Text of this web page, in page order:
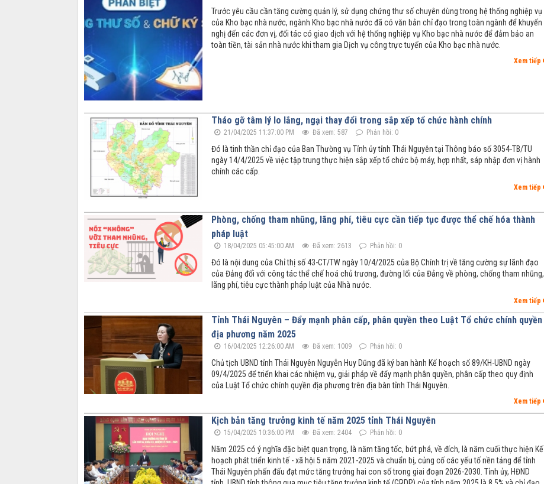
Trước yêu cầu cần tăng cường quản lý, sử dụng chứng thư số chuyên dùng trong hệ thống nghiệp vụ
của Kho bạc nhà nước, ngành Kho bạc nhà nước đã có văn bản chỉ đạo trong toàn ngành để khuyến
nghị đến các đơn vị, đối tác có giao dịch với hệ thống nghiệp vụ Kho bạc nhà nước để đảm bảo an
toàn tiền, tài sản nhà nước khi tham gia Dịch vụ công trực tuyến của Kho bạc nhà nước.
Xem tiếp
Tháo gỡ tâm lý lo lắng, ngại thay đổi trong sắp xếp tổ chức hành chính
21/04/2025 11:37:00 PM Đã xem: 587 Phản hồi: 0
Đó là tinh thần chỉ đạo của Ban Thường vụ Tỉnh ủy tỉnh Thái Nguyên tại Thông báo số 3054-TB/TU
ngày 14/4/2025 về việc tập trung thực hiện sắp xếp tổ chức bộ máy, hợp nhất, sáp nhập đơn vị hành
chính các cấp.
Xem tiếp
Phòng, chống tham nhũng, lãng phí, tiêu cực cần tiếp tục được thể chế hóa thành
pháp luật
18/04/2025 05:45:00 AM Đã xem: 2613 Phản hồi: 0
Đó là nội dung của Chỉ thị số 43-CT/TW ngày 10/4/2025 của Bộ Chính trị về tăng cường sự lãnh đạo
của Đảng đối với công tác thể chế hoá chủ trương, đường lối của Đảng về phòng, chống tham nhũng,
lãng phí, tiêu cực thành pháp luật của Nhà nước.
Xem tiếp
Tỉnh Thái Nguyên – Đẩy mạnh phân cấp, phân quyền theo Luật Tổ chức chính quyền
địa phương năm 2025
16/04/2025 12:26:00 AM Đã xem: 1009 Phản hồi: 0
Chủ tịch UBND tỉnh Thái Nguyên Nguyễn Huy Dũng đã ký ban hành Kế hoạch số 89/KH-UBND ngày
09/4/2025 để triển khai các nhiệm vụ, giải pháp về đẩy mạnh phân quyền, phân cấp theo quy định
của Luật Tổ chức chính quyền địa phương trên địa bàn tỉnh Thái Nguyên.
Xem tiếp
Kịch bản tăng trưởng kinh tế năm 2025 tỉnh Thái Nguyên
15/04/2025 10:36:00 PM Đã xem: 2404 Phản hồi: 0
Năm 2025 có ý nghĩa đặc biệt quan trọng, là năm tăng tốc, bứt phá, về đích, là năm cuối thực hiện Kế
hoạch phát triển kinh tế - xã hội 5 năm 2021-2025 và chuẩn bị, củng cố các yếu tố nền tảng để tỉnh
Thái Nguyên phấn đấu đạt mức tăng trưởng hai con số trong giai đoạn 2026-2030. Tỉnh ủy, HĐND